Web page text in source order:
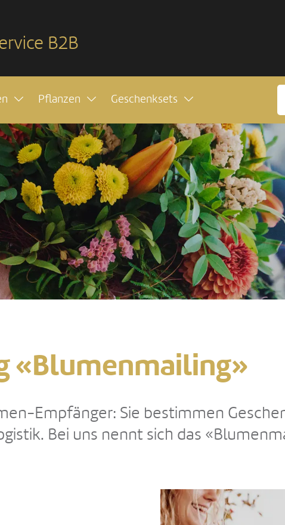
B2B
Pflanzen Geschenksets
«Blumenmailing»
Empfänger: Sie bestimmen
Bei uns nennt sich das